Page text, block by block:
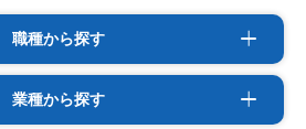
職種から探す
業種から探す